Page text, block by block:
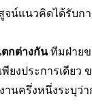
จน์แนวคิดได้รับก
กต่างกันทีมฝ่ายข
งประการเดีย
านครึ่งหนึ่งระบุว่